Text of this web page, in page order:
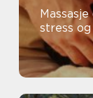
Massasje
stress